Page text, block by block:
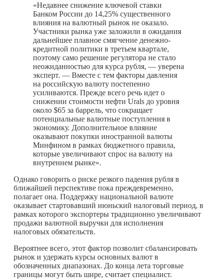
«Недавнее снижение ключевой ставки
Банком России до 14,25% существенного
влияния на валютный рынок не оказало.
Участники рынка уже заложили в ожидания
дальнейшее плавное смягчение денежно-
кредитной политики в третьем квартале,
поэтому само решение регулятора не стало
неожиданностью для курса рубля, — уверена
эксперт. — Вместе с тем факторы давления
на российскую валюту постепенно
усиливаются. Прежде всего речь идет о
снижении стоимости нефти Urals до уровня
около $65 за баррель, что сокращает
потенциальные валютные поступления в
экономику. Дополнительное влияние
оказывают покупки иностранной валюты
Минфином в рамках бюджетного правила,
которые увеличивают спрос на валюту на
внутреннем рынке».
Однако говорить о риске резкого падения рубля в
ближайшей перспективе пока преждевременно,
полагает она. Поддержку национальной валюте
оказывает стартовавший июньский налоговый период, в
рамках которого экспортеры традиционно увеличивают
продажи валютной выручки для исполнения
налоговых обязательств.
Вероятнее всего, этот фактор позволит сбалансировать
рынок и удержать курсы основных валют в
обозначенных диапазонах. До конца лета торговые
границы могут быть шире, считает специалист.